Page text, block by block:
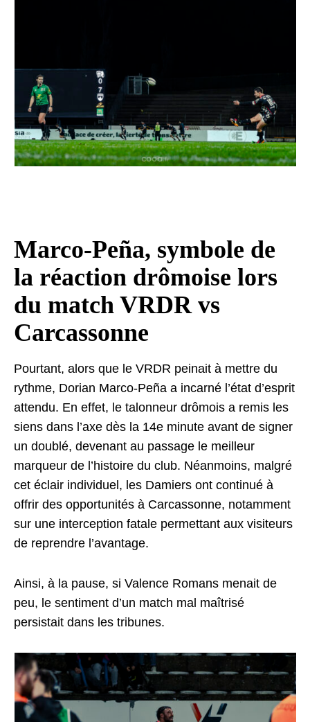
Marco-Peña, symbole de
la réaction drômoise lors
du match VRDR vs
Carcassonne
Pourtant, alors que le VRDR peinait à mettre du
rythme, Dorian Marco-Peña a incarné l’état d’esprit
attendu. En effet, le talonneur drômois a remis les
siens dans l’axe dès la 14e minute avant de signer
un doublé, devenant au passage le meilleur
marqueur de l’histoire du club. Néanmoins, malgré
cet éclair individuel, les Damiers ont continué à
offrir des opportunités à Carcassonne, notamment
sur une interception fatale permettant aux visiteurs
de reprendre l’avantage.
Ainsi, à la pause, si Valence Romans menait de
peu, le sentiment d’un match mal maîtrisé
persistait dans les tribunes.